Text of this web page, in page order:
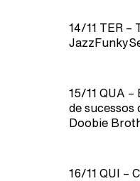
14/11 TER –
15/11 QUA
de sucessos
Doobie
16/11 QUI –